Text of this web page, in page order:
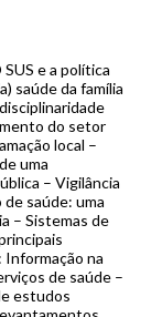
e a política
saúde da família
do setor
local –
uma
– Vigilância
saúde: uma
– Sistemas de
na
de saúde –
estudos